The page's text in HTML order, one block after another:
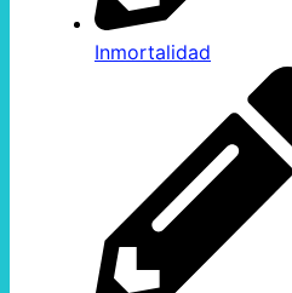
Inmortalidad